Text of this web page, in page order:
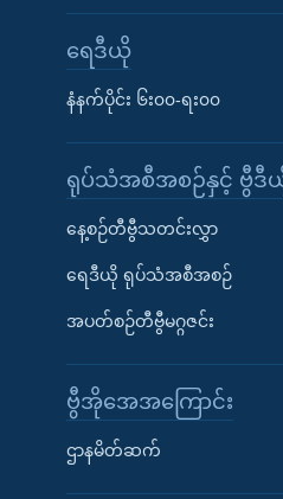
ရေဒီယို
နံနက်ပိုင်း ၆း၀၀-ရး၀၀
ရုပ်သံအစီအစဉ်နှင့် ဗွီဒီယို
နေ့စဉ်တီဗွီသတင်းလွှာ
ရေဒီယို ရုပ်သံအစီအစဉ်
အပတ်စဉ်တီဗွီမဂ္ဂဇင်း
ဗွီအိုအေအကြောင်း
ဌာနမိတ်ဆက်